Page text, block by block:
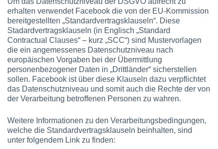
erhalten verwendet Facebook die von der EU-Kommission
bereitgestellten „Standardvertragsklauseln“. Diese
Stadardvertragsklauseln (in Englisch „Standard
Contractual Clauses“ – kurz „SCC“) sind Mustervorlagen
die ein angemessenes Datenschutzniveau nach
europäischen Vorgaben bei der Übermittlung
personenbezogener Daten in „Drittländer“ sicherstellen
sollen. Facebook ist über diese Klauseln dazu verpflichtet
das Datenschutzniveau und somit auch die Rechte der von
der Verarbeitung betroffenen Personen zu wahren.
Weitere Informationen zu den Verarbeitungsbedingungen,
welche die Standardvertragsklauseln beinhalten, sind
unter folgendem Link zu finden: